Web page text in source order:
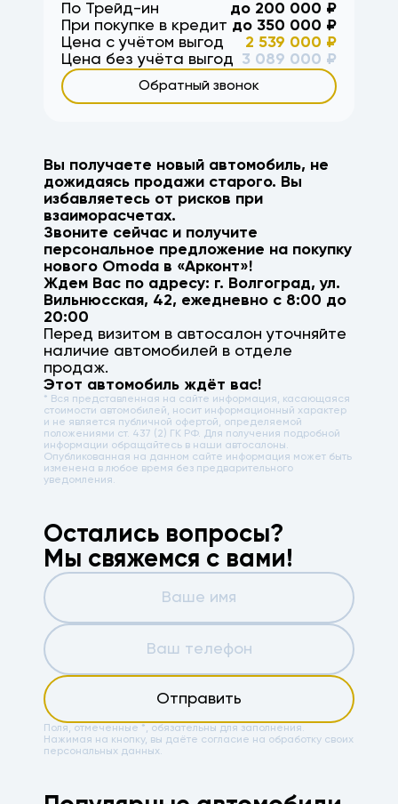
По Трейд-ин до 200 000 ₽
При покупке в кредит до 350 000 ₽
Цена с учётом выгод
2 539 000 ₽
Цена без учёта выгод
3 089 000 ₽
Обратный звонок
Вы получаете новый автомобиль, не
дожидаясь продажи старого. Вы
избавляетесь от рисков при
взаиморасчетах.
Звоните сейчас и получите
персональное предложение на покупку
нового Omoda в «Арконт»!
Ждем Вас по адресу: г. Волгоград,ул.
Вильнюсская, 42, ежедневно с 8:00 до
20:00
Перед визитом в автосалон уточняйте
наличие автомобилей в отделе
продаж.
Этот автомобиль ждёт вас!
* Вся представленная на сайте информация, касающаяся
стоимости автомобилей, носит информационный характер
и не является публичной офертой, определяемой
положениями ст. 437 (2) ГК РФ. Для получения подробной
информации обращайтесь в наши автосалоны.
Опубликованная на данном сайте информация может быть
изменена в любое время без предварительного
уведомления.
Остались вопросы?
Мы свяжемся с вами!
Отправить
Поля, отмеченные *, обязательны для заполнения.
Нажимая на кнопку, вы даёте согласие на обработку своих
персональных данных.